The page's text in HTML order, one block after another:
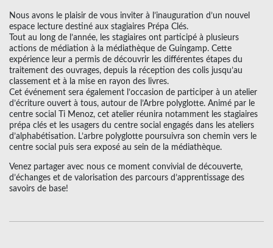
Nous avons le plaisir de vous inviter à l’inauguration d’un nouvel
espace lecture destiné aux stagiaires Prépa Clés.
Tout au long de l’année, les stagiaires ont participé à plusieurs
actions de médiation à la médiathèque de Guingamp. Cette
expérience leur a permis de découvrir les différentes étapes du
traitement des ouvrages, depuis la réception des colis jusqu’au
classement et à la mise en rayon des livres.
Cet événement sera également l’occasion de participer à un atelier
d’écriture ouvert à tous, autour de l’Arbre polyglotte. Animé par le
centre social Ti Menoz, cet atelier réunira notamment les stagiaires
prépa clés et les usagers du centre social engagés dans les ateliers
d’alphabétisation. L’arbre polyglotte poursuivra son chemin vers le
centre social puis sera exposé au sein de la médiathèque.
Venez partager avec nous ce moment convivial de découverte,
d’échanges et de valorisation des parcours d’apprentissage des
savoirs de base!